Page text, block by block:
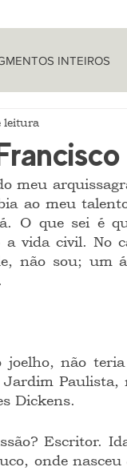
INTEIROS
NADA FILOSÓFICAS
O
leitura
ao meu
O que sei é
vida civil. No
não sou; um
Paulista,
Dickens.
onde